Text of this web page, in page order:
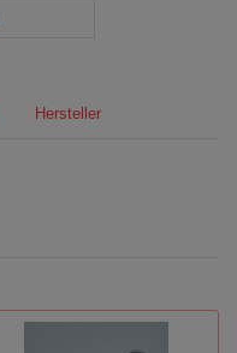
Hersteller